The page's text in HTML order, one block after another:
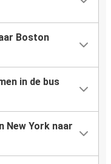
Boston
in de bus
New York naar